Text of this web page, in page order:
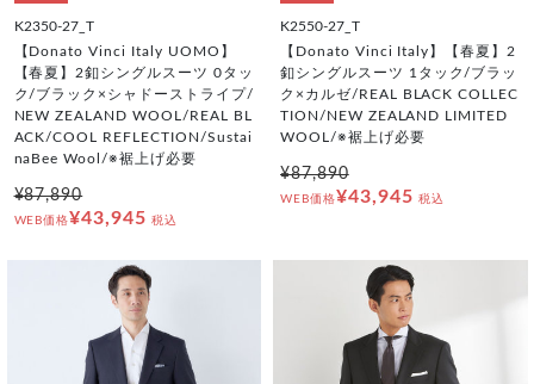
K2350-27_T
【Donato Vinci Italy UOMO】
【春夏】2釦シングルスーツ 0タッ
ク/ブラック×シャドーストライプ/
NEW ZEALAND WOOL/REAL BL
ACK/COOL REFLECTION/Sustai
naBee Wool/※裾上げ必要
¥87,890
WEB価格¥43,945 税込
K2550-27_T
【Donato Vinci Italy】【春夏】2
釦シングルスーツ 1タック/ブラッ
ク×カルゼ/REAL BLACK COLLEC
TION/NEW ZEALAND LIMITED
WOOL/※裾上げ必要
¥87,890
WEB価格¥43,945 税込